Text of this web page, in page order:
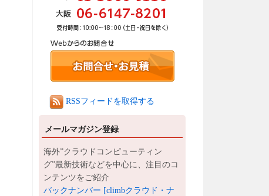
RSSフィードを取得する
メールマガジン登録
海外”クラウドコンピューティン
グ”最新技術などを中心に、注目のコ
ンテンツをご紹介
バックナンバー [climbクラウド・ナ